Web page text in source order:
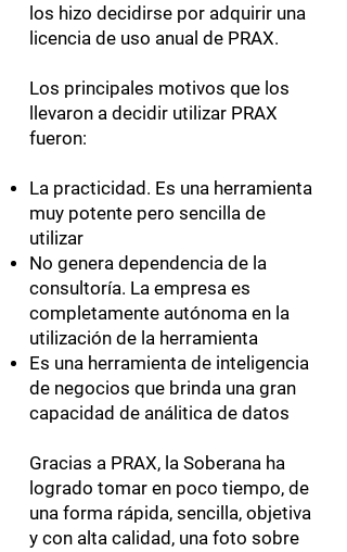
los hizo decidirse por adquirir una
licencia de uso anual de PRAX.
Los principales motivos que los
llevaron a decidir utilizar PRAX
fueron:
La practicidad. Es una herramienta
muy potente pero sencilla de
utilizar
No genera dependencia de la
consultoría. La empresa es
completamente autónoma en la
utilización de la herramienta
Es una herramienta de inteligencia
de negocios que brinda una gran
capacidad de análitica de datos
Gracias a PRAX, la Soberana ha
logrado tomar en poco tiempo, de
una forma rápida, sencilla, objetiva
y con alta calidad, una foto sobre